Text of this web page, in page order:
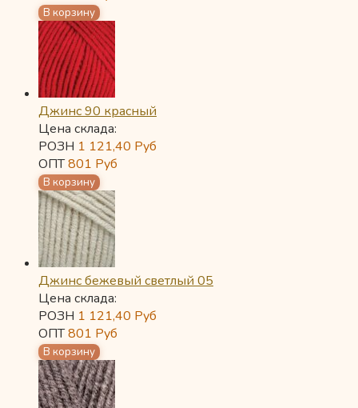
Джинс 90 красный
Цена склада:
РОЗН 1 121,40 Руб
ОПТ801 Руб
Джинс бежевый светлый 05
Цена склада:
РОЗН 1 121,40 Руб
ОПТ801 Руб